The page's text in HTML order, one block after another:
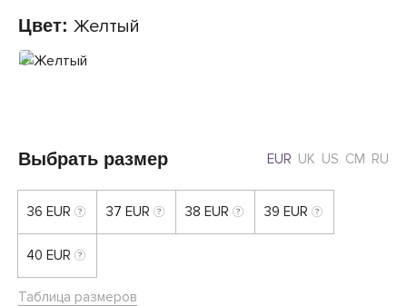
Цвет: Желтый
Выбрать размер EUR UK US CM RU
36 EUR 37 EUR 38 EUR 39 EUR
40 EUR
Таблица размеров